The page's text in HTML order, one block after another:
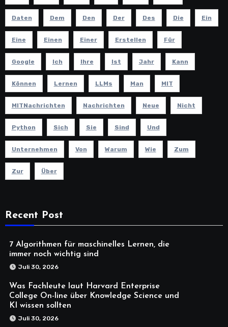
Daten Dem Den Der Des Die Ein
Eine Einen Einer Erstellen Für
Google Ich Ihre Ist Jahr Kann
Können Lernen LLMs Man MIT
MITNachrichten Nachrichten Neue Nicht
Python Sich Sie Sind Und
Unternehmen Von Warum Wie Zum
Zur Über
Recent Post
7 Algorithmen für maschinelles Lernen, die
immer noch wichtig sind
Juli 30, 2026
Was Fachleute laut Harvard Enterprise
College On-line über Knowledge Science und
KI wissen sollten
Juli 30, 2026